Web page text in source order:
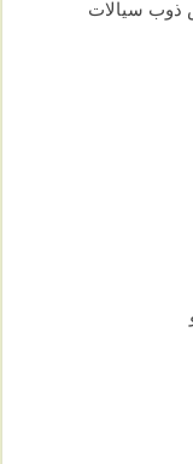
ذوب سیالات